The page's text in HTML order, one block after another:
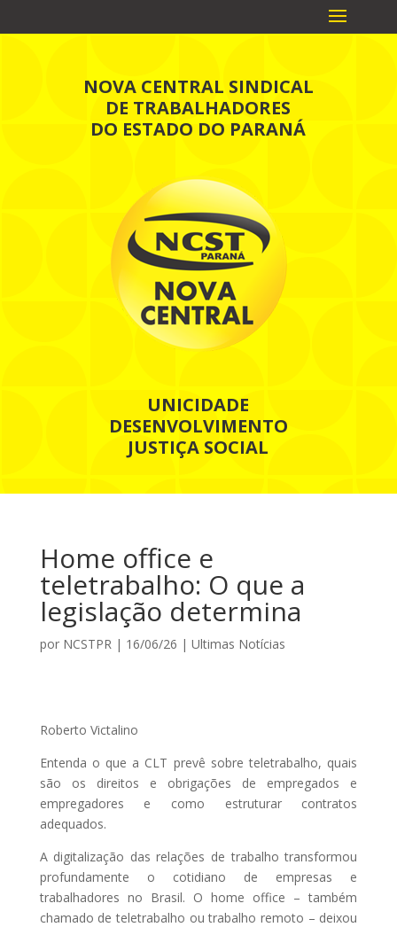
NOVA CENTRAL SINDICAL
DE TRABALHADORES
DO ESTADO DO PARANÁ
UNICIDADE
DESENVOLVIMENTO
JUSTIÇA SOCIAL
Home office e
teletrabalho: O que a
legislação determina
por NCSTPR| 16/06/26 | Ultimas Notícias
Roberto Victalino
Entenda o que a CLT prevê sobre teletrabalho, quais
são os direitos e obrigações de empregados e
empregadores e como estruturar contratos
adequados.
A digitalização das relações de trabalho transformou
profundamente o cotidiano de empresas e
trabalhadores no Brasil. O home office – também
chamado de teletrabalho ou trabalho remoto – deixou